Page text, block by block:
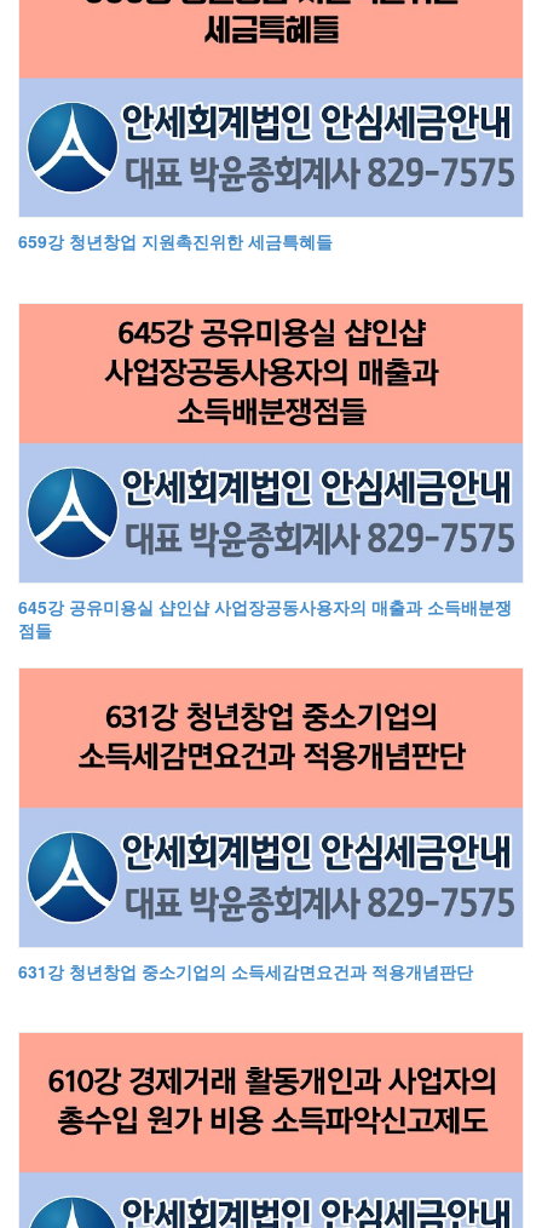
659강 청년창업 지원촉진위한 세금특혜들
645강 공유미용실 샵인샵 사업장공동사용자의 매출과 소득배분쟁
점들
631강 청년창업 중소기업의 소득세감면요건과 적용개념판단